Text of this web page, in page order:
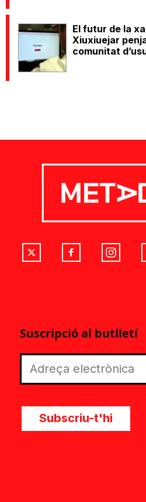
El futur de la
Xiuxiuejar
comunitat
Suscripció al butlletí
Subscriu-t'hi